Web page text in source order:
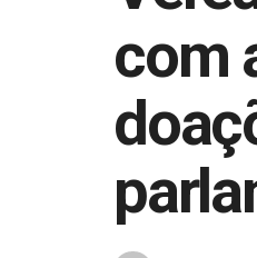
com